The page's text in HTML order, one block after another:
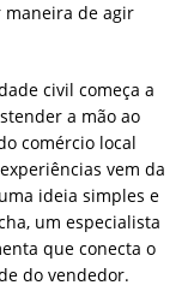
maneira de agir
civil começa a
a mão ao
comércio local
vem da
ideia simples e
um especialista
que conecta o
do vendedor.